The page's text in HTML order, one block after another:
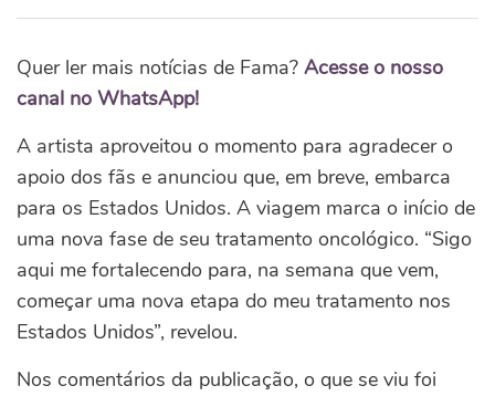
Quer ler mais notícias de Fama? Acesse o nosso
canal no WhatsApp!
A artista aproveitou o momento para agradecer o
apoio dos fãs e anunciou que, em breve, embarca
para os Estados Unidos. A viagem marca o início de
uma nova fase de seu tratamento oncológico. “Sigo
aqui me fortalecendo para, na semana que vem,
começar uma nova etapa do meu tratamento nos
Estados Unidos”, revelou.
Nos comentários da publicação, o que se viu foi